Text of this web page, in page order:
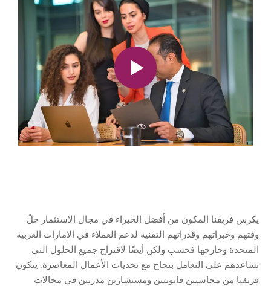
يكرس فريقنا المكون من أفضل الخبراء في مجال الاستثمار جلّ
وقتهم وخبراتهم وقدراتهم التقنية لدعم العملاء في الإمارات العربية
المتحدة وخارجها فحسب ولكن أيضًا لاقتراح جميع الحلول التي
تساعدهم على التعامل بنجاح مع تحديات الأعمال المعاصرة. يتكون
فريقنا من محاسبين قانونيين ومستشارين مدربين في مجالات